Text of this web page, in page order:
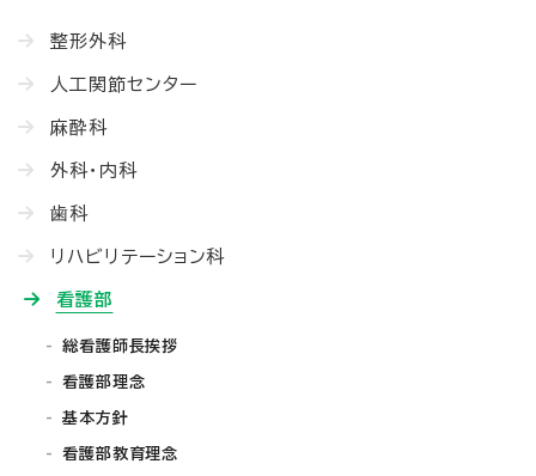
整形外科
人工関節センター
麻酔科
外科・内科
歯科
リハビリテーション科
看護部
総看護師長挨拶
看護部理念
基本方針
看護部教育理念